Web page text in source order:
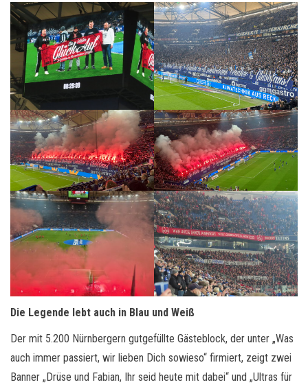
Die Legende lebt auch in Blau und Weiß
Der mit 5.200 Nürnbergern gutgefüllte Gästeblock, der unter „Was
auch immer passiert, wir lieben Dich sowieso“ firmiert, zeigt zwei
Banner „Drüse und Fabian, Ihr seid heute mit dabei“ und „Ultras für